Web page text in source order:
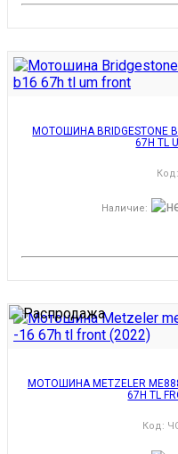
МОТОШИНА BRIDGESTONE
67H TL
Код:
Наличие:
МОТОШИНА METZELER
67H TL
Код: